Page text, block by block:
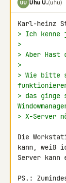
UU Uhu U.(uhu)
> Ich
>
> Aber Hast
>
> Wie bitte
> das ginge
> X-Server
Die
kann, weiß
Server
PS.: